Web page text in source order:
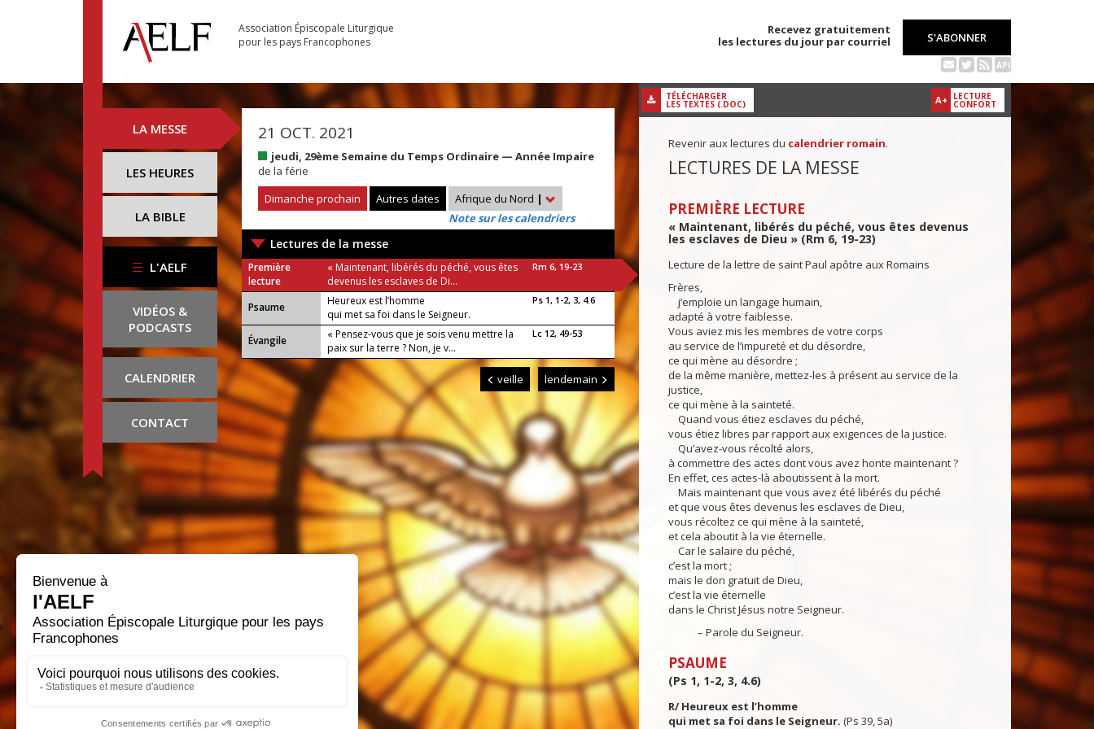
Association Épiscopale Liturgique
pour les pays Francophones
Recevez gratuitement
les lectures du jour par courriel
S'ABONNER
API
LA MESSE
LES HEURES
LA BIBLE
L'AELF
VIDÉOS &
PODCASTS
CALENDRIER
CONTACT
21 OCT. 2021
jeudi, 29ème Semaine du Temps Ordinaire — Année Impaire
de la férie
Dimanche prochain
Autres dates Afrique du Nord |
Note sur les calendriers
Lectures de la messe
Première
lecture
« Maintenant, libérés du péché, vous êtes
devenus les esclaves de Di...
Rm 6, 19-23
Psaume
Heureux est l’homme
qui met sa foi dans le Seigneur.
Ps 1, 1-2, 3, 4.6
Évangile
« Pensez-vous que je sois venu mettre la
paix sur la terre ? Non, je v...
Lc 12, 49-53
veille lendemain
A+ LECTURE
CONFORT
TÉLÉCHARGER
LES TEXTES (.DOC)
Revenir aux lectures du calendrier romain.
LECTURES DE LA MESSE
PREMIÈRE LECTURE
« Maintenant, libérés du péché, vous êtes devenus
les esclaves de Dieu » (Rm 6, 19-23)
Lecture de la lettre de saint Paul apôtre aux Romains
Frères,
j’emploie un langage humain,
adapté à votre faiblesse.
Vous aviez mis les membres de votre corps
au service de l’impureté et du désordre,
ce qui mène au désordre ;
de la même manière, mettez-les à présent au service de la
justice,
ce qui mène à la sainteté.
Quand vous étiez esclaves du péché,
vous étiez libres par rapport aux exigences de la justice.
Qu’avez-vous récolté alors,
à commettre des actes dont vous avez honte maintenant ?
En effet, ces actes-là aboutissent à la mort.
Mais maintenant que vous avez été libérés du péché
et que vous êtes devenus les esclaves de Dieu,
vous récoltez ce qui mène à la sainteté,
et cela aboutit à la vie éternelle.
Car le salaire du péché,
c’est la mort ;
mais le don gratuit de Dieu,
c’est la vie éternelle
dans le Christ Jésus notre Seigneur.
– Parole du Seigneur.
PSAUME
(Ps 1, 1-2, 3, 4.6)
R/ Heureux est l’homme
qui met sa foi dans le Seigneur. (Ps 39, 5a)